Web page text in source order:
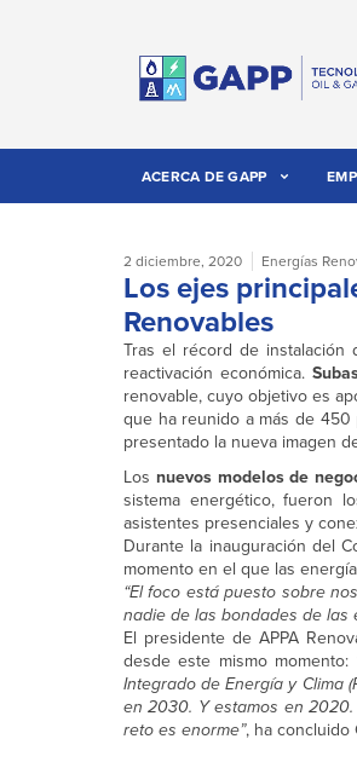
ACERCA DE GAPP
2 diciembre, 2020 Energías
Los ejes
Renovables
Tras el récord de instalación
reactivación económica.
renovable, cuyo objetivo es
que ha reunido a más de
presentado la nueva imagen
Los nuevos modelos de
sistema energético, fueron
asistentes presenciales y
Durante la inauguración del
momento en el que las
“El foco está puesto sobre
nadie de las bondades de las
El presidente de APPA
desde este mismo momento:
Integrado de Energía y Clima
en 2030. Y estamos en
reto es enorme”, ha concluido